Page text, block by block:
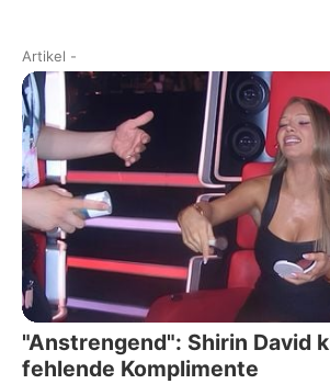
Artikel -
"Anstrengend": Shirin David
fehlende Komplimente